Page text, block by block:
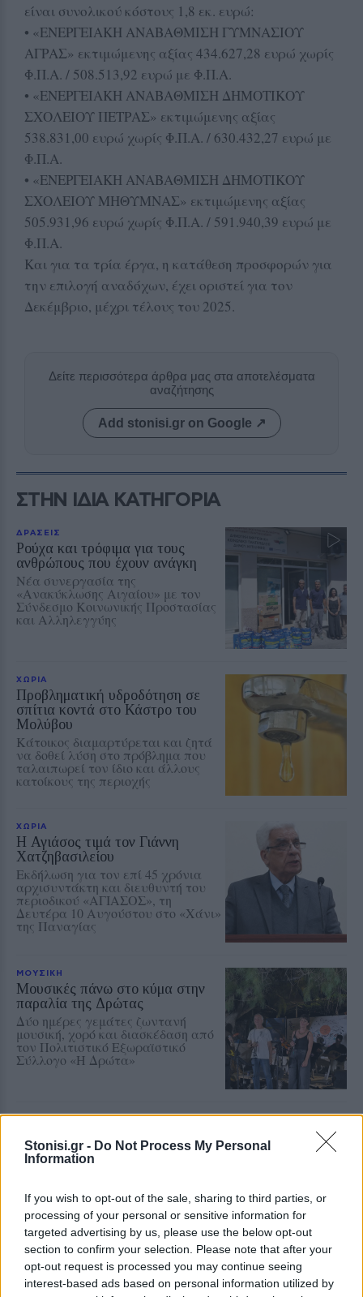
Stonisi.gr - Do Not Process My Personal
Information
If you wish to opt-out of the sale, sharing to third parties, or
processing of your personal or sensitive information for
targeted advertising by us, please use the below opt-out
section to confirm your selection. Please note that after your
opt-out request is processed you may continue seeing
interest-based ads based on personal information utilized by
είναι συνολικού κόστους 1,8 εκ. ευρώ:
• «ΕΝΕΡΓΕΙΑΚΗ ΑΝΑΒΑΘΜΙΣΗ ΓΥΜΝΑΣΙΟΥ
ΑΓΡΑΣ» εκτιμώμενης αξίας 434.627,28 ευρώ χωρίς
Φ.Π.Α. / 508.513,92 ευρώ με Φ.Π.Α.
• «ΕΝΕΡΓΕΙΑΚΗ ΑΝΑΒΑΘΜΙΣΗ ΔΗΜΟΤΙΚΟΥ
ΣΧΟΛΕΙΟΥ ΠΕΤΡΑΣ» εκτιμώμενης αξίας
538.831,00 ευρώ χωρίς Φ.Π.Α. / 630.432,27 ευρώ με
Φ.Π.Α.
• «ΕΝΕΡΓΕΙΑΚΗ ΑΝΑΒΑΘΜΙΣΗ ΔΗΜΟΤΙΚΟΥ
ΣΧΟΛΕΙΟΥ ΜΗΘΥΜΝΑΣ» εκτιμώμενης αξίας
505.931,96 ευρώ χωρίς Φ.Π.Α. / 591.940,39 ευρώ με
Φ.Π.Α.
Και για τα τρία έργα, η κατάθεση προσφορών για
την επιλογή αναδόχων, έχει οριστεί για τον
Δεκέμβριο, μέχρι τέλους του 2025.
Δείτε περισσότερα άρθρα μας στα αποτελέσματα
αναζήτησης
Add stonisi.gr on Google ↗
ΣΤΗΝ ΙΔΙΑ ΚΑΤΗΓΟΡΙΑ
ΔΡΑΣΕΙΣ
Ρούχα και τρόφιμα για τους
ανθρώπους που έχουν ανάγκη
Νέα συνεργασία της
«Ανακύκλωσης Αιγαίου» με τον
Σύνδεσμο Κοινωνικής Προστασίας
και Αλληλεγγύης
ΧΩΡΙΑ
Προβληματική υδροδότηση σε
σπίτια κοντά στο Κάστρο του
Μολύβου
Κάτοικος διαμαρτύρεται και ζητά
να δοθεί λύση στο πρόβλημα που
ταλαιπωρεί τον ίδιο και άλλους
κατοίκους της περιοχής
ΧΩΡΙΑ
Η Αγιάσος τιμά τον Γιάννη
Χατζηβασιλείου
Εκδήλωση για τον επί 45 χρόνια
αρχισυντάκτη και διευθυντή του
περιοδικού «ΑΓΙΑΣΟΣ», τη
Δευτέρα 10 Αυγούστου στο «Χάνι»
της Παναγίας
ΜΟΥΣΙΚΗ
Μουσικές πάνω στο κύμα στην
παραλία της Δρώτας
Δύο ημέρες γεμάτες ζωντανή
μουσική, χορό και διασκέδαση από
τον Πολιτιστικό Εξωραϊστικό
Σύλλογο «Η Δρώτα»
ΔΥΤΙΚΗ ΛΕΣΒΟΣ
Χωροταξικό Τουρισμού στη
Μήθυμνα
αλλαγή της κατάταξης της
περιοχής
ΡΕΠΟΡΤΑΖ ΔΡΑΣΕΙΣ
Στο Πανελλήνιον έκθεση